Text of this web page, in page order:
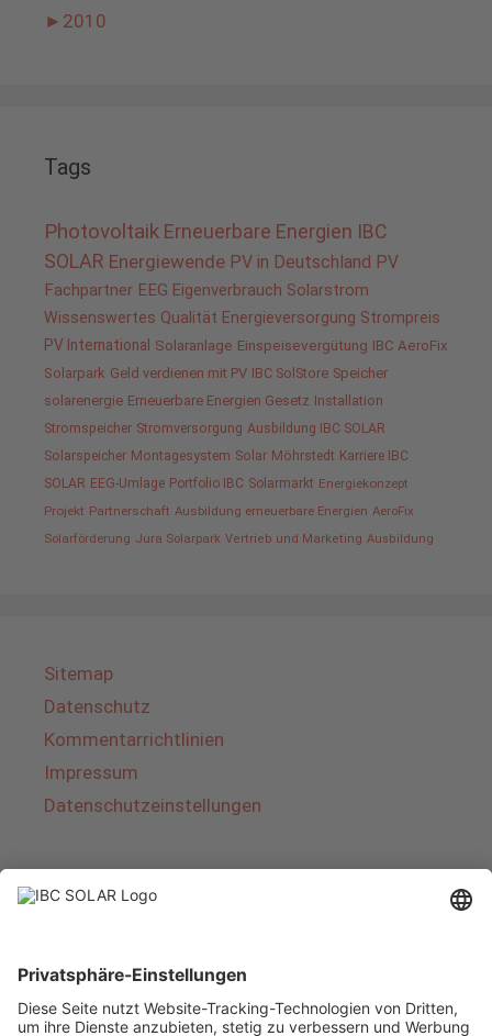
► 2010
Tags
Photovoltaik Erneuerbare Energien IBC
SOLAR Energiewende PV in Deutschland PV
Fachpartner EEG Eigenverbrauch Solarstrom
Wissenswertes Qualität Energieversorgung Strompreis
PV International Solaranlage Einspeisevergütung IBC AeroFix
Solarpark Geld verdienen mit PV IBC SolStore Speicher
solarenergie Erneuerbare Energien Gesetz Installation
Stromspeicher Stromversorgung Ausbildung IBC SOLAR
Solarspeicher Montagesystem Solar Möhrstedt Karriere IBC
SOLAR EEG-Umlage Portfolio IBC Solarmarkt Energiekonzept
Projekt Partnerschaft Ausbildung erneuerbare Energien AeroFix
Solarförderung Jura Solarpark Vertrieb und Marketing Ausbildung
Sitemap
Datenschutz
Kommentarrichtlinien
Impressum
Datenschutzeinstellungen
Über IBC SOLAR
von Energielösungen und Dienstleistungen im
Bereich Photovoltaik und Speicher. Das
Unternehmen bietet Komplettsysteme an und